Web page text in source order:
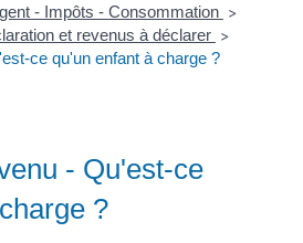
- Impôts - Consommation >
et revenus à déclarer >
ce qu'un enfant à charge ?
- Qu'est-ce
?